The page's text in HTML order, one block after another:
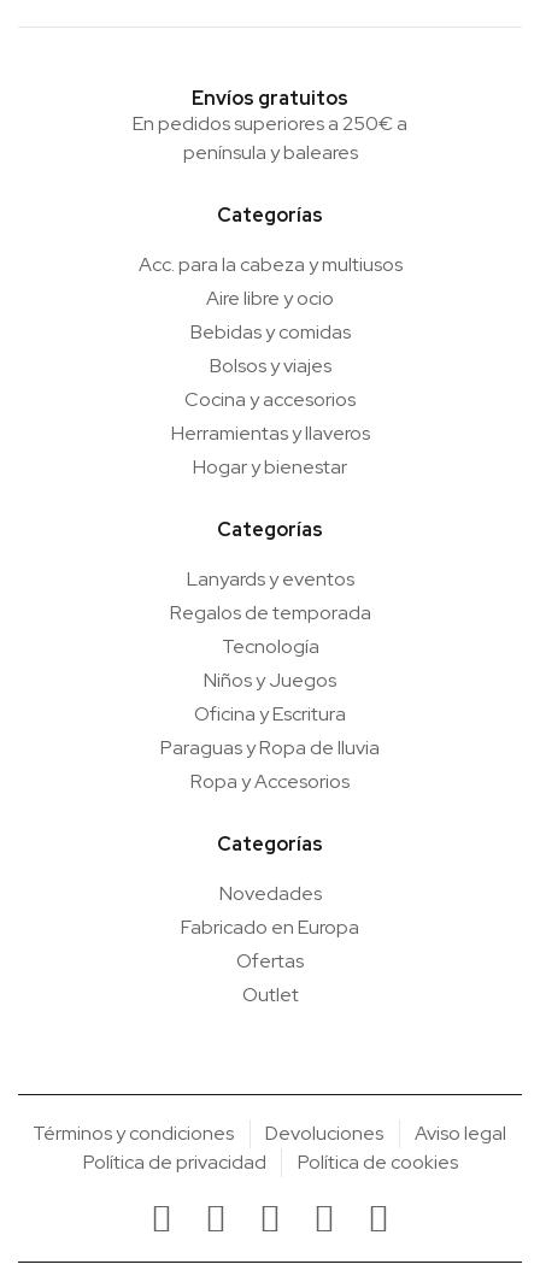
Envíos gratuitos
En pedidos superiores a 250€ a
península y baleares
Categorías
Acc. para la cabeza y multiusos
Aire libre y ocio
Bebidas y comidas
Bolsos y viajes
Cocina y accesorios
Herramientas y llaveros
Hogar y bienestar
Categorías
Lanyards y eventos
Regalos de temporada
Tecnología
Niños y Juegos
Oficina y Escritura
Paraguas y Ropa de lluvia
Ropa y Accesorios
Categorías
Novedades
Fabricado en Europa
Ofertas
Outlet
Términos y condiciones Devoluciones
Aviso legal
Política de privacidad
Política de cookies